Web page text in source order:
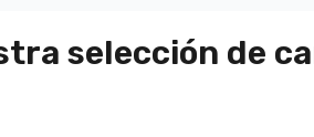
selección de